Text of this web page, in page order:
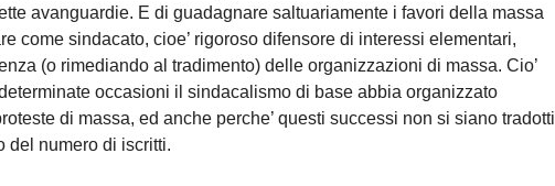
avanguardie. E di guadagnare saltuariamente i favori della massa
come sindacato, cioe’ rigoroso difensore di interessi elementari,
(o rimediando al tradimento) delle organizzazioni di massa. Cio’
occasioni il sindacalismo di base abbia organizzato
di massa, ed anche perche’ questi successi non si siano tradotti
del numero di iscritti.